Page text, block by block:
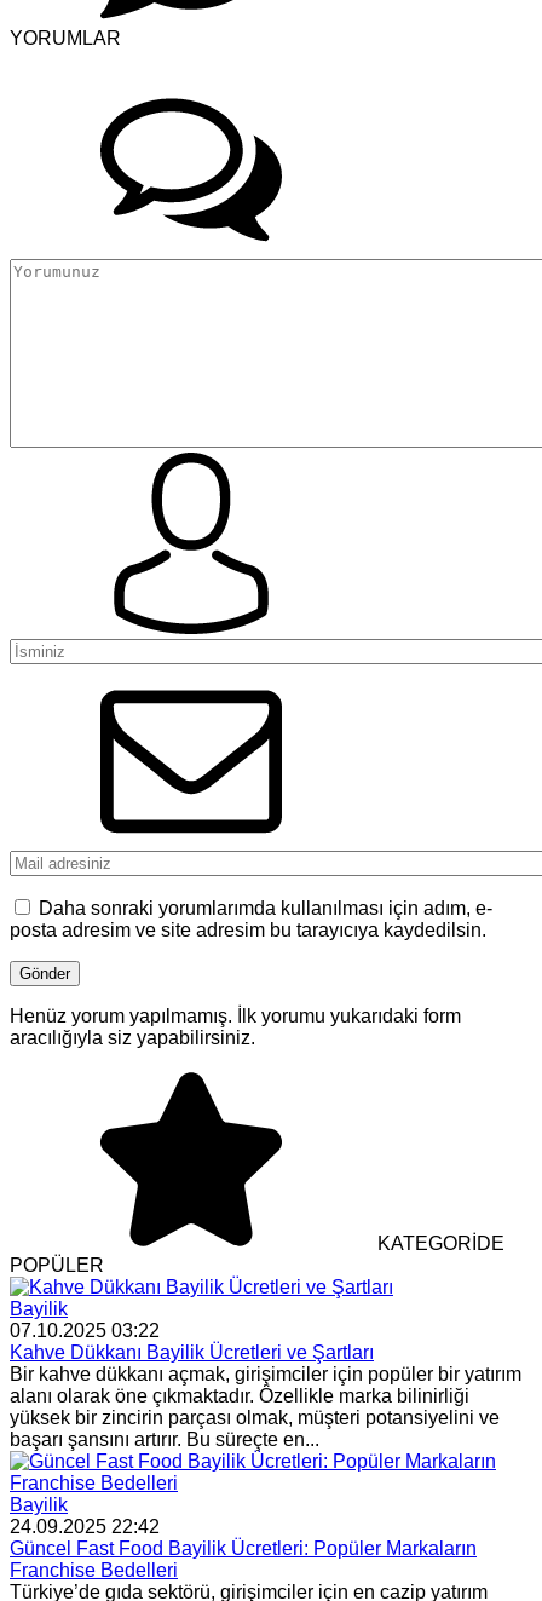
YORUMLAR
Daha sonraki yorumlarımda kullanılması için adım, e-
posta adresim ve site adresim bu tarayıcıya kaydedilsin.
Henüz yorum yapılmamış. İlk yorumu yukarıdaki form
aracılığıyla siz yapabilirsiniz.
KATEGORİDE
POPÜLER
Bayilik
07.10.2025 03:22
Kahve Dükkanı Bayilik Ücretleri ve Şartları
Bir kahve dükkanı açmak, girişimciler için popüler bir yatırım
alanı olarak öne çıkmaktadır. Özellikle marka bilinirliği
yüksek bir zincirin parçası olmak, müşteri potansiyelini ve
başarı şansını artırır. Bu süreçte en...
Bayilik
24.09.2025 22:42
Güncel Fast Food Bayilik Ücretleri: Popüler Markaların
Franchise Bedelleri
Türkiye’de gıda sektörü, girişimciler için en cazip yatırım